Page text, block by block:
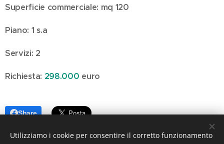
Superficie commerciale: mq 120
Piano: 1 s.a
Servizi: 2
Richiesta: 298.000 euro
Share
Utilizziamo i cookie per consentire il corretto funzionamento